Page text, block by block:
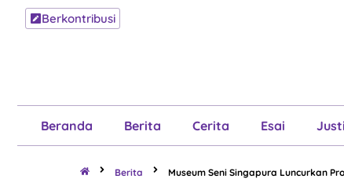
Berkontribusi
Beranda Berita Cerita Esai
Berita Museum Seni Singapura Luncurkan